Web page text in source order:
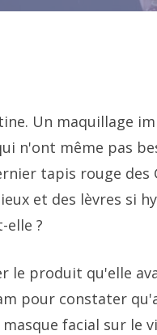
Un maquillage
n'ont même pas
tapis rouge des
et des lèvres si
elle ?
le produit qu'elle
pour constater
facial sur le